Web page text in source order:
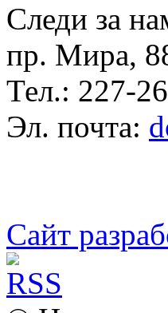
Следи за
пр. Мира,
Тел.: 227-
Эл. почта:
Сайт